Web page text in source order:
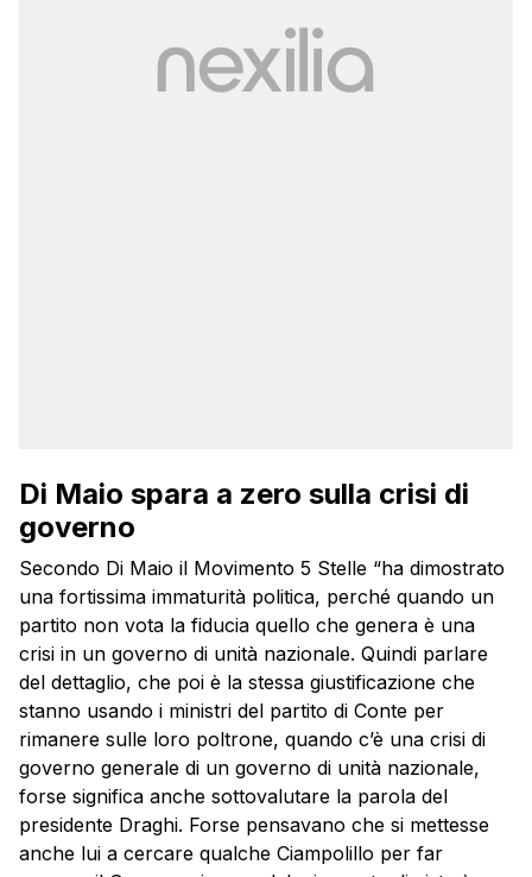
Di Maio spara a zero sulla crisi di
governo
Secondo Di Maio il Movimento 5 Stelle “ha dimostrato
una fortissima immaturità politica, perché quando un
partito non vota la fiducia quello che genera è una
crisi in un governo di unità nazionale. Quindi parlare
del dettaglio, che poi è la stessa giustificazione che
stanno usando i ministri del partito di Conte per
rimanere sulle loro poltrone, quando c’è una crisi di
governo generale di un governo di unità nazionale,
forse significa anche sottovalutare la parola del
presidente Draghi. Forse pensavano che si mettesse
anche lui a cercare qualche Ciampolillo per far